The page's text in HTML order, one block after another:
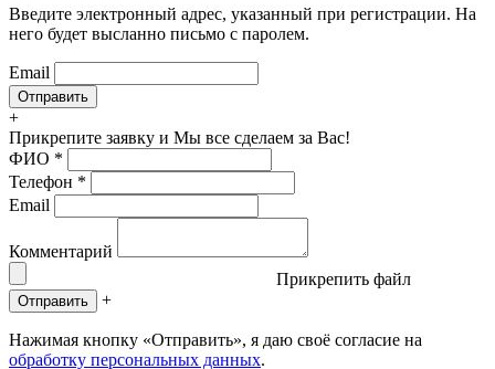
Введите электронный адрес, указанный при регистрации. На
него будет высланно письмо с паролем.
Email
+
Прикрепите заявку и Мы все сделаем за Вас!
ФИО *
Телефон *
Email
Комментарий
Прикрепить файл
Отправить +
Нажимая кнопку «Отправить», я даю своё согласие на
обработку персональных данных.